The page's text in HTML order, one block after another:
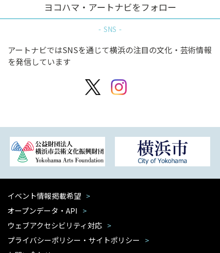
ヨコハマ・アートナビをフォロー
SNS
アートナビではSNSを通じて横浜の注目の文化・芸術情報
を発信しています
イベント情報掲載希望
オープンデータ・API
ウェブアクセシビリティ対応
プライバシーポリシー・サイトポリシー